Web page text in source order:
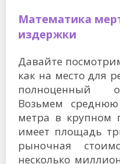
Математика
издержки
Давайте
как на место для
полноценный
Возьмем среднюю
метра в крупном
имеет площадь
рыночная
несколько